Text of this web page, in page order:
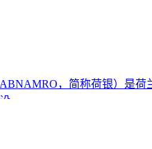
，简称荷银）是